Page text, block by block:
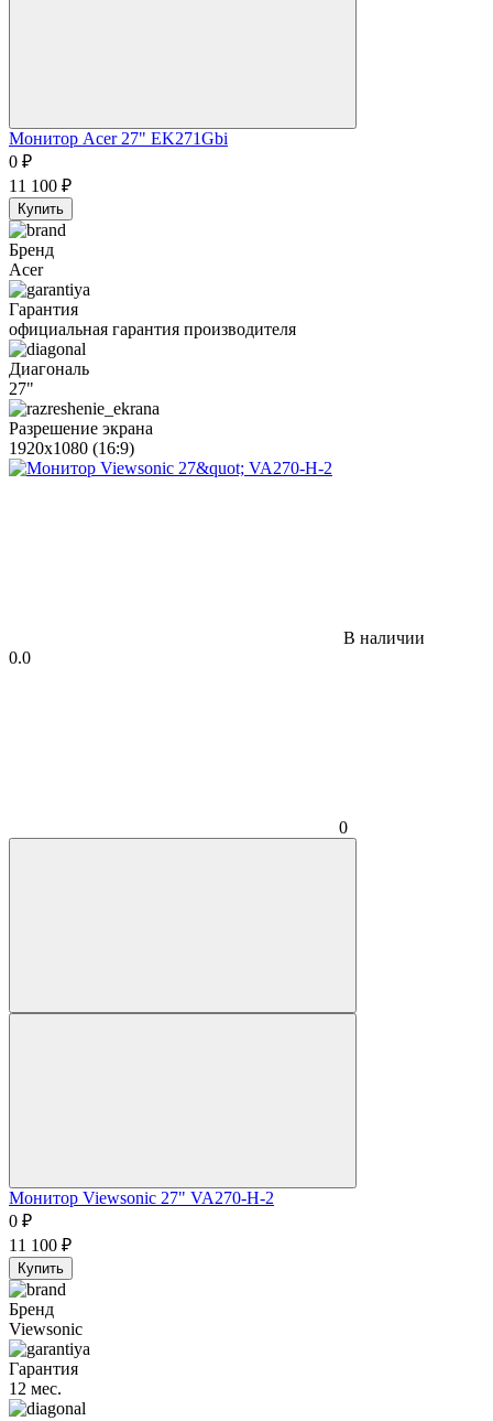
Монитор Acer 27" EK271Gbi
0 ₽
11 100 ₽
Купить
Бренд
Acer
Гарантия
официальная гарантия производителя
Диагональ
27"
Разрешение экрана
1920x1080 (16:9)
В наличии
0.0
0
Монитор Viewsonic 27" VA270-H-2
0 ₽
11 100 ₽
Купить
Бренд
Viewsonic
Гарантия
12 мес.